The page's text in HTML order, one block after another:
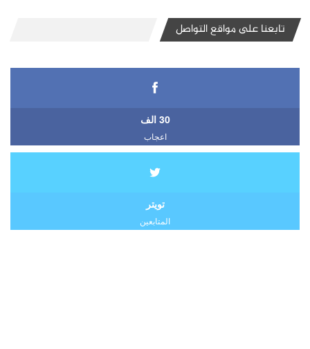
تابعنا على مواقع التواصل
30 الف
اعجاب
تويتر
المتابعين